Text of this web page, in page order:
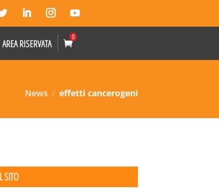
AREA RISERVATA
0
News effetti cancerogeni
SITO